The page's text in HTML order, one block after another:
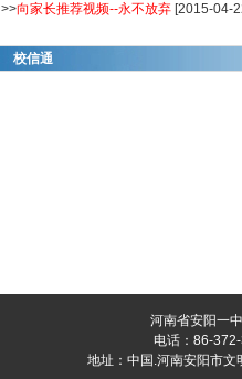
>>向家长推荐视频--永不放弃 [2015-04-
校信通
河南省安阳一
电话：86-
地址：中国.河南安阳市